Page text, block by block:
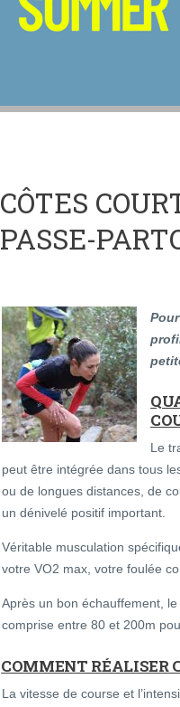
CÔTES
PASSE-
Le
peut être intégrée dans tous
ou de longues distances, de
un dénivelé positif important.
Véritable musculation
votre VO2 max, votre foulée
Après un bon échauffement,
comprise entre 80 et 200m
COMMENT RÉALISER
La vitesse de course et